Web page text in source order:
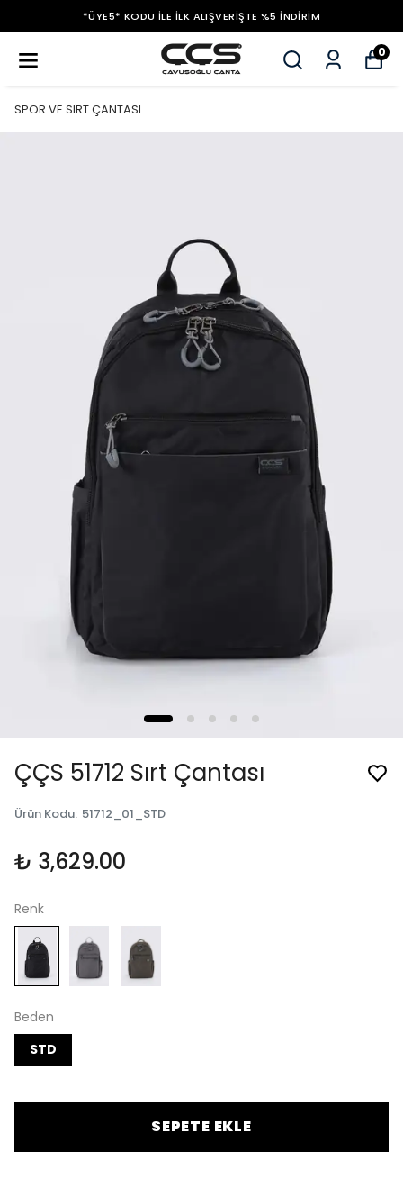
*ÜYE5* KODU ILE İLK ALIŞVERIŞTE %5 İNDIRIM
0
SPOR VE SIRT ÇANTASI
ÇÇS 51712 Sırt Çantası
Ürün Kodu: 51712_01_STD
₺ 3,629.00
Renk
Beden
STD
SEPETE EKLE